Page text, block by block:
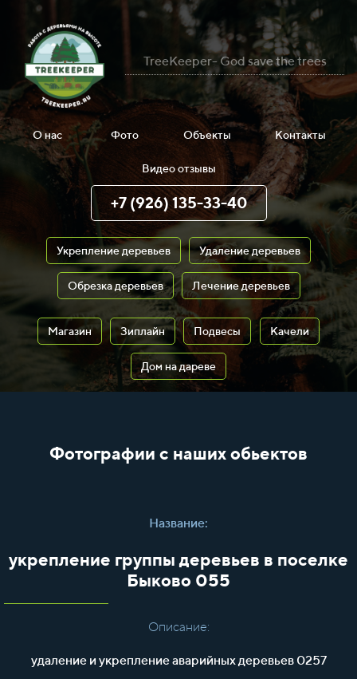
TreeKeeper- God save the trees
О нас Фото Объекты Контакты
Видео отзывы
+7 (926) 135-33-40
Укрепление деревьев Удаление деревьев
Обрезка деревьев Лечение деревьев
Магазин Зиплайн Подвесы Качели
Дом на дареве
Фотографии с наших обьектов
Название:
укрепление группы деревьев в поселке
Быково 055
Описание:
удаление и укрепление аварийных деревьев 0257